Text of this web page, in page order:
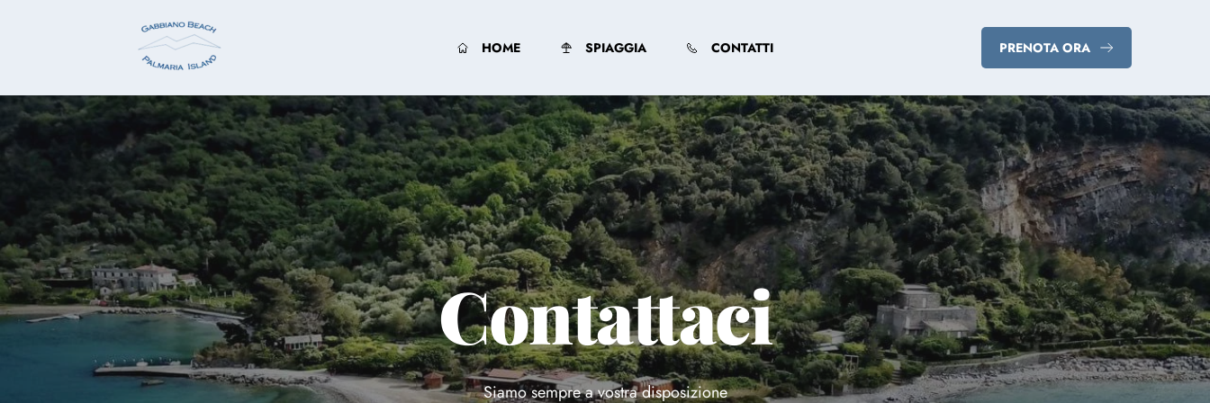
HOME SPIAGGIA CONTATTI PRENOTA ORA
Contattaci
Siamo sempre a vostra disposizione